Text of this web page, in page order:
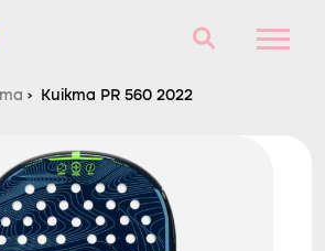
antwoorden
› Kuikma PR 560 2022